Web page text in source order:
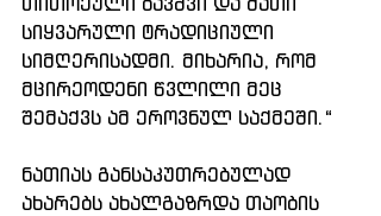
სიყვარული ტრადიციული
სიმღერისადმი. მიხარია, რომ
მცირეოდენი წვლილი მეც
შემაქვს ამ ეროვნულ საქმეში.“
ნათიას განსაკუთრებულად
ახარებს ახალგაზრდა თაობის